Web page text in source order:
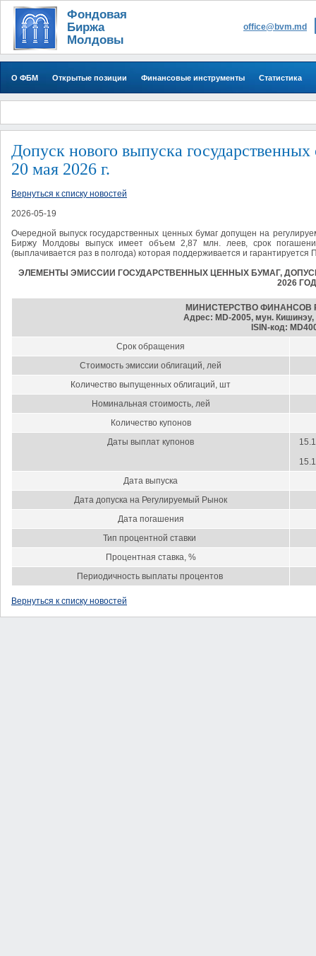
Фондовая
Биржа
Молдовы
office@bvm.md
О ФБМ Открытые позиции Финансовые инструменты Статистика
Допуск нового выпуска
20 мая 2026 г.
Вернуться к списку новостей
2026-05-19
Очередной выпуск государственных ценных бумаг допущен на
Биржу Молдовы выпуск имеет объем 2,87 млн. леев, срок
(выплачивается раз в полгода) которая поддерживается и
ЭЛЕМЕНТЫ ЭМИССИИ ГОСУДАРСТВЕННЫХ ЦЕННЫХ БУМАГ,
2026
МИНИСТЕРСТВО ФИНАНСОВ
Адрес: MD-2005, мун. Кишинэу,
ISIN-код:
Срок обращения
Стоимость эмиссии облигаций, лей
Количество выпущенных облигаций, шт
Номинальная стоимость, лей
Количество купонов
Даты выплат купонов
Дата выпуска
Дата допуска на Регулируемый Рынок
Дата погашения
Тип процентной ставки
Процентная ставка, %
Периодичность выплаты процентов
Вернуться к списку новостей